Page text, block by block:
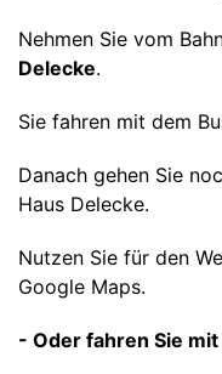
Nehmen Sie vom
Delecke.
Sie fahren mit dem
Danach gehen Sie
Haus Delecke.
Nutzen Sie für den
Google Maps.
- Oder fahren Sie